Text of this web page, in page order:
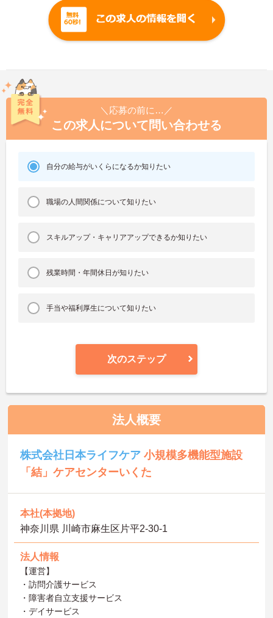
＼応募の前に…／
この求人について問い合わせる
自分の給与がいくらになるか知りたい
職場の人間関係について知りたい
スキルアップ・キャリアアップできるか知りたい
残業時間・年間休日が知りたい
手当や福利厚生について知りたい
次のステップ
法人概要
株式会社日本ライフケア小規模多機能型施設
「結」ケアセンターいくた
本社(本拠地)
神奈川県 川崎市麻生区片平2-30-1
法人情報
【運営】
・訪問介護サービス
・障害者自立支援サービス
・デイサービス